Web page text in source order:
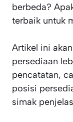
berbeda?
terbaik untuk
Artikel ini
persediaan
pencatatan,
posisi
simak